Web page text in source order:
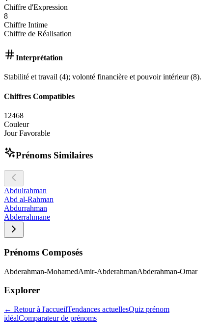
Chiffre d'Expression
8
Chiffre Intime
Chiffre de Réalisation
Interprétation
Stabilité et travail (4); volonté financière et pouvoir intérieur (8).
Chiffres Compatibles
1 2468
Couleur
Jour Favorable
Prénoms Similaires
Abdulrahman
Abd al-Rahman
Abdurrahman
Abderrahmane
Prénoms Composés
Abderahman-MohamedAmir-AbderahmanAbderahman-Omar
Explorer
← Retour à l'accueilTendances actuellesQuiz prénom
idéalComparateur de prénoms